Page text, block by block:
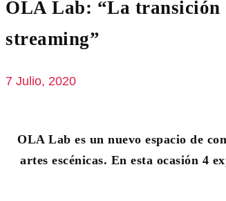
OLA Lab: “La transición
streaming”
7 Julio, 2020
OLA Lab es un nuevo espacio de
artes escénicas. En esta ocasión 4